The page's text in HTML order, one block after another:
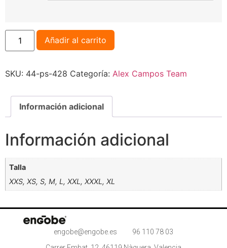
Añadir al carrito
SKU: 44-ps-428 Categoría: Alex Campos Team
Información adicional
Información adicional
Talla
XXS, XS, S, M, L, XXL, XXXL, XL
engobe@engobe.es
96 110 78 03